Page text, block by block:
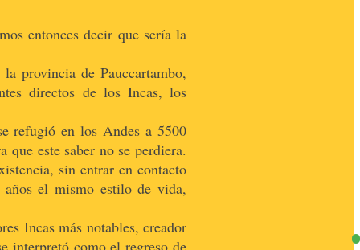
entonces decir que sería la
provincia de Pauccartambo,
directos de los Incas, los
refugió en los Andes a 5500
que este saber no se perdiera.
sin entrar en contacto
el mismo estilo de vida,
Incas más notables, creador
interpretó como el regreso de